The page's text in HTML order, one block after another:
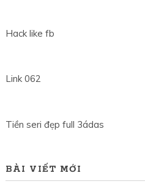
Hack like fb
Link 062
Tiền seri đẹp full 3ádas
BÀI VIẾT MỚI